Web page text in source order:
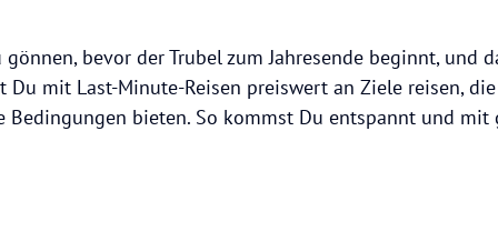
bevor der Trubel zum Jahresende beginnt, und
Du mit Last-Minute-Reisen preiswert an Ziele reisen,
Bedingungen bieten. So kommst Du entspannt und mit